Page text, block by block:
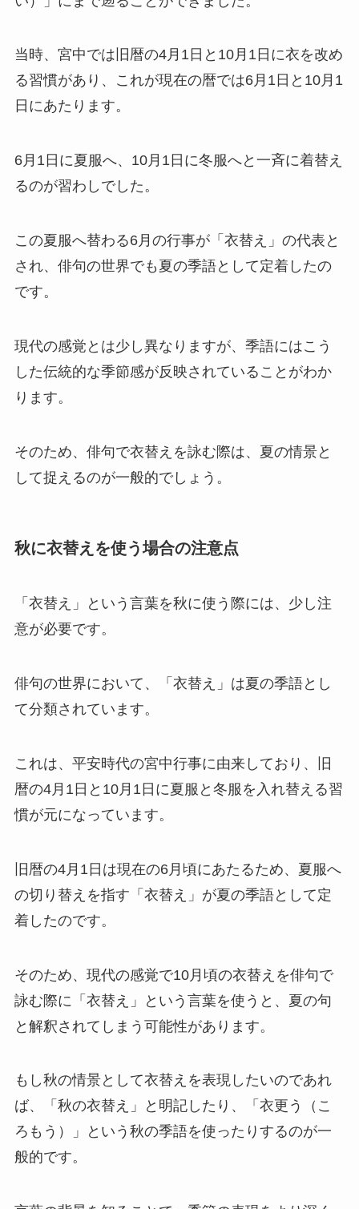
当時、宮中では旧暦の4月1日と10月1日に衣を改め
る習慣があり、これが現在の暦では6月1日と10月1
日にあたります。
6月1日に夏服へ、10月1日に冬服へと一斉に着替え
るのが習わしでした。
この夏服へ替わる6月の行事が「衣替え」の代表と
され、俳句の世界でも夏の季語として定着したの
です。
現代の感覚とは少し異なりますが、季語にはこう
した伝統的な季節感が反映されていることがわか
ります。
そのため、俳句で衣替えを詠む際は、夏の情景と
して捉えるのが一般的でしょう。
秋に衣替えを使う場合の注意点
「衣替え」という言葉を秋に使う際には、少し注
意が必要です。
俳句の世界において、「衣替え」は夏の季語とし
て分類されています。
これは、平安時代の宮中行事に由来しており、旧
暦の4月1日と10月1日に夏服と冬服を入れ替える習
慣が元になっています。
旧暦の4月1日は現在の6月頃にあたるため、夏服へ
の切り替えを指す「衣替え」が夏の季語として定
着したのです。
そのため、現代の感覚で10月頃の衣替えを俳句で
詠む際に「衣替え」という言葉を使うと、夏の句
と解釈されてしまう可能性があります。
もし秋の情景として衣替えを表現したいのであれ
ば、「秋の衣替え」と明記したり、「衣更う（こ
ろもう）」という秋の季語を使ったりするのが一
般的です。